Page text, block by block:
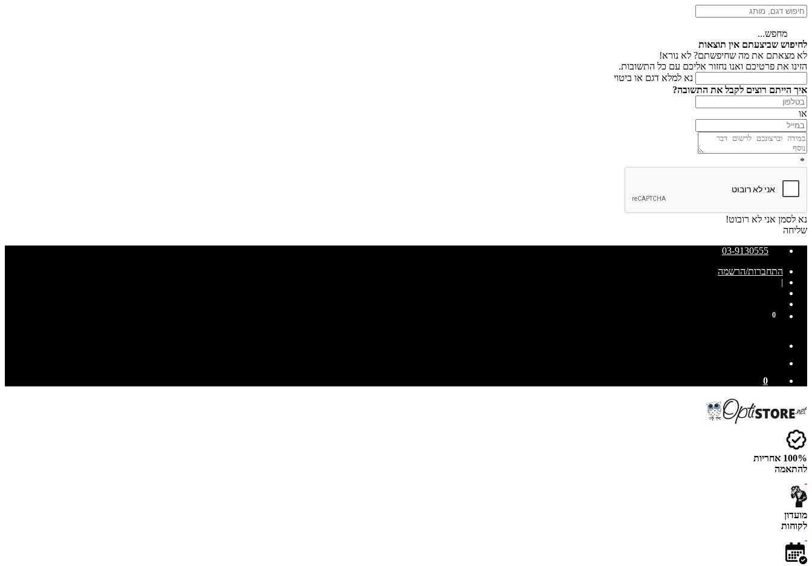
מחפש...
לחיפוש שביצעתם אין תוצאות
לא מצאתם את מה שחיפשתם? לא נורא!
הזינו את פרטיכם ואנו נחזור אליכם עם כל התשובות.
נא למלא דגם או ביטוי
איך הייתם רוצים לקבל את התשובה?
או
*
נא לסמן אני לא רובוט!
שליחה
03-9130555
התחברות/הרשמה
|
0
0
100% אחריות
להתאמה
מועדון
לקוחות